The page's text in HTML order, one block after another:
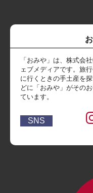
「おみや」は、株式会
ェブメディアです。旅
に行くときの手土産を
どに「おみや」がその
ています。
SNS